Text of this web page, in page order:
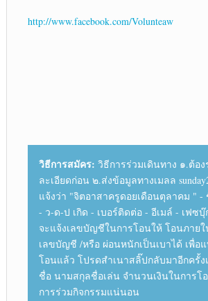
http://www.facebook.com/Volunteaw
วิธีการสมัคร: วิธีการร่วมเดินทาง ๑.ต้อ
ละเอียดก่อน ๒.ส่งข้อมูลทางเมลล
แจ้งว่า "จิตอาสาครูดอยเดือนตุลาคม "
- ว-ด-ป เกิด - เบอร์ติดต่อ - อีเมล์ - เฟซ
จะแจ้งเลขบัญชีในการโอนให้ โอนภาย
เลขบัญชี /หรือ ผ่อนหนักเป็นเบาได้ เพื่อแ
โอนแล้ว โปรดสำเนาสลิ๊ปกลับมาอีกครั้
ชื่อ นามสกุลชื่อเล่น จำนวนเงินในการโ
การร่วมกิจกรรมแน่นอน